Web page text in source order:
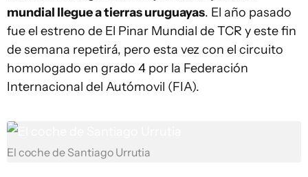
mundial llegue a tierras uruguayas. El año pasado
fue el estreno de El Pinar Mundial de TCR y este fin
de semana repetirá, pero esta vez con el circuito
homologado en grado 4 por la Federación
Internacional del Autómovil (FIA).
El coche de Santiago Urrutia